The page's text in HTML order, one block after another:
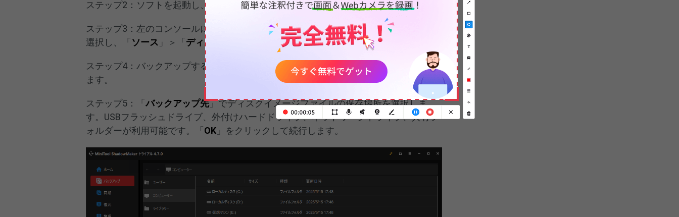
ステップ2：ソフトを起動し、「 体験版で続く」をクリックします。
ステップ3：左のコンソールに機能のリストが表示されます。「バックアップ
選択し、「 ソース 」＞「 ディスクとパーティション」に進みます。
ステップ4：バックアップするハードディスクを選択し、「OK」をクリックして続行し
ます。
ステップ5：「バックアップ先」でディスクイメージファイルの保存場所を選択しま
す。USBフラッシュドライブ、外付けハードドライブ、ネットワークドライブ、共有フ
ォルダーが利用可能です。「 OK 」をクリックして続行します。